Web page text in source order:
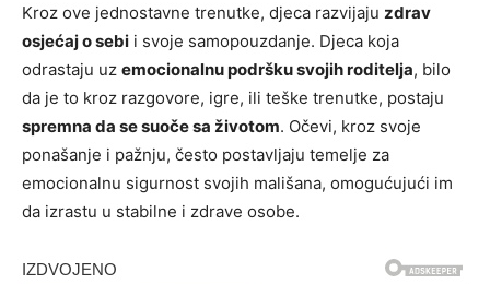
Kroz ove jednostavne trenutke, djeca razvijaju zdrav
osjećaj o sebi i svoje samopouzdanje. Djeca koja
odrastaju uz emocionalnu podršku svojih roditelja, bilo
da je to kroz razgovore, igre, ili teške trenutke, postaju
spremna da se suoče sa životom. Očevi, kroz svoje
ponašanje i pažnju, često postavljaju temelje za
emocionalnu sigurnost svojih mališana, omogućujući im
da izrastu u stabilne i zdrave osobe.